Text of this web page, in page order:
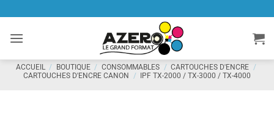
contenu
ACCUEIL / BOUTIQUE / CONSOMMABLES / CARTOUCHES D'ENCRE /
CARTOUCHES D'ENCRE CANON
/ IPF TX-2000 / TX-3000 / TX-4000